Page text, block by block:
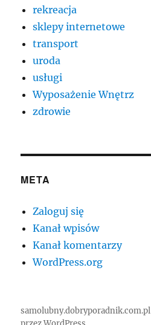
rekreacja
sklepy internetowe
transport
uroda
usługi
Wyposażenie Wnętrz
zdrowie
META
Zaloguj się
Kanał wpisów
Kanał komentarzy
WordPress.org
samolubny.dobryporadnik.com.pl